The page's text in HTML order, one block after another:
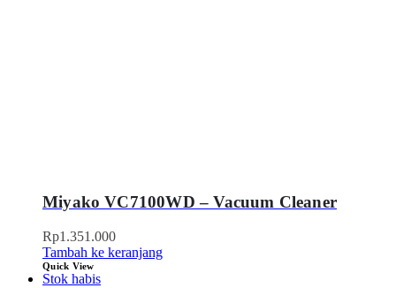
Miyako VC7100WD – Vacuum Cleaner
Rp1.351.000
Tambah ke keranjang
Quick View
Stok habis